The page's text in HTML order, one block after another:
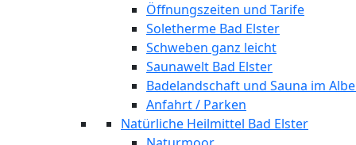
Öffnungszeiten und Tarife
Soletherme Bad Elster
Schweben ganz leicht
Saunawelt Bad Elster
Badelandschaft und Sauna im
Anfahrt / Parken
Natürliche Heilmittel Bad Elster